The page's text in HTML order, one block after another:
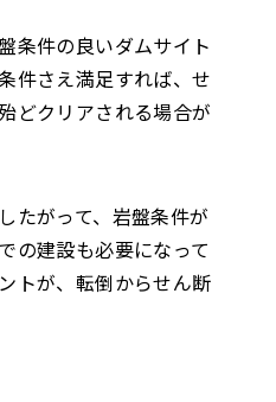
条件の良いダムサイト
件さえ満足すれば、せ
どクリアされる場合が
たがって、岩盤条件が
の建設も必要になって
トが、転倒からせん断